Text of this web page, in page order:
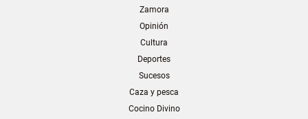
Zamora
Opinión
Cultura
Deportes
Sucesos
Caza y pesca
Cocino Divino